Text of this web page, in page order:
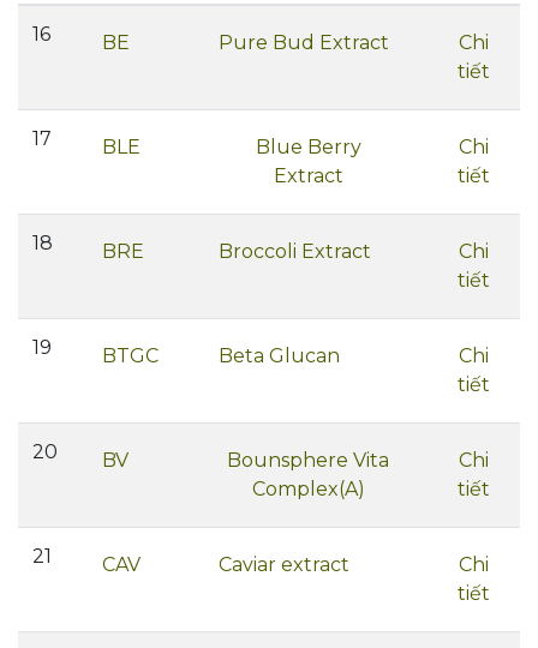
16 BE Pure Bud Extract
Chi
tiết
17 BLE
Blue Berry
Extract
Chi
tiết
18 BRE Broccoli Extract
Chi
tiết
19 BTGC Beta Glucan
Chi
tiết
20 BV
Bounsphere Vita
Complex(A)
Chi
tiết
21 CAV Caviar extract
Chi
tiết